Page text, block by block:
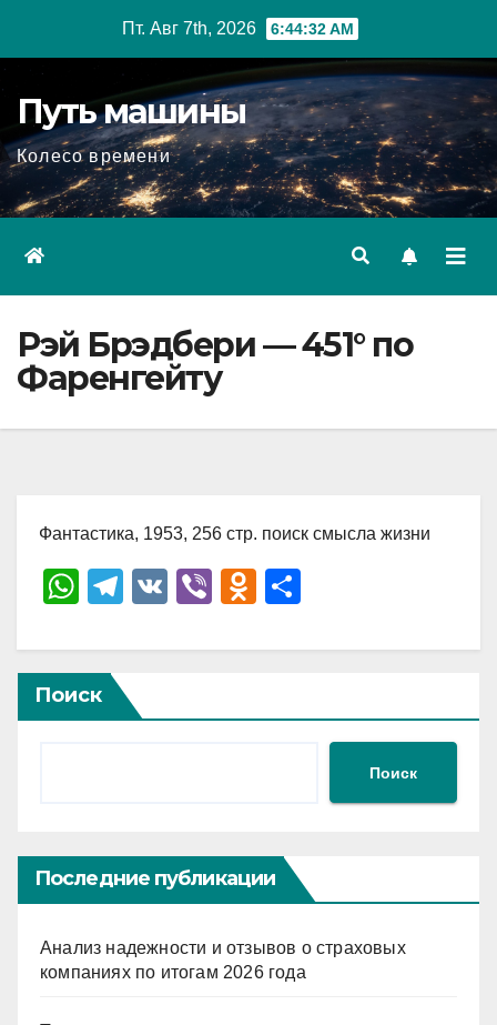
Пт. Авг 7th, 2026 6:44:33 AM
Путь машины
Колесо времени
Рэй Брэдбери — 451° по
Фаренгейту
Фантастика, 1953, 256 стр. поиск смысла жизни
W
at
s
A
T
e
gr
a
V
Vi
er
O
n
kl
ki
р
в
ть
Поиск
Поиск
Последние публикации
Анализ надежности и отзывов о страховых
компаниях по итогам 2026 года